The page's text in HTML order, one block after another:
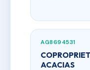
AG8694531
ACACIAS